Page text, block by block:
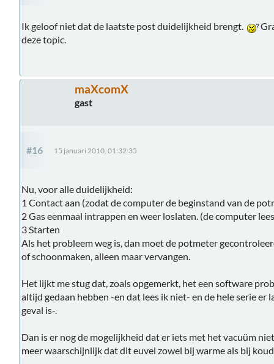
Ik geloof niet dat de laatste post duidelijkheid brengt.
deze topic.
maXcomX
gast
#16 15 januari 2010, 01:32:35
Nu, voor alle duidelijkheid:
1 Contact aan (zodat de computer de beginstand van de
2 Gas eenmaal intrappen en weer loslaten. (de computer
3 Starten
Als het probleem weg is, dan moet de potmeter
of schoonmaken, alleen maar vervangen.
Het lijkt me stug dat, zoals opgemerkt, het een software
altijd gedaan hebben -en dat lees ik niet- en de hele serie er
geval is-.
Dan is er nog de mogelijkheid dat er iets met het vacuüm
meer waarschijnlijk dat dit euvel zowel bij warme als bij